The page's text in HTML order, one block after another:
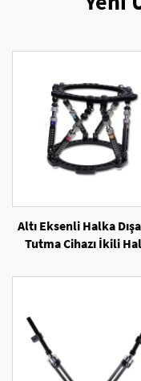
Altı Eksenli Halka
Tutma Cihazı İkili